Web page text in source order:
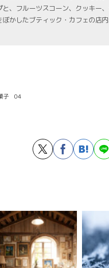
、フルーツスコーン、クッキー
かしたブティック・カフェの店
子 04